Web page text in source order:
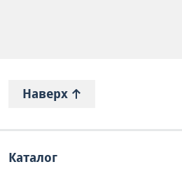
Наверх
Каталог